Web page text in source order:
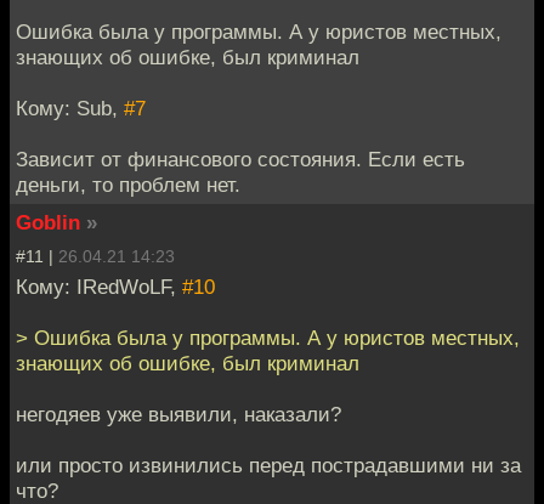
Ошибка была у программы. А у юристов местных,
знающих об ошибке, был криминал
Кому: Sub, #7
Зависит от финансового состояния. Если есть
деньги, то проблем нет.
Goblin »
#11 | 26.04.21 14:23
Кому: IRedWoLF, #10
> Ошибка была у программы. А у юристов местных,
знающих об ошибке, был криминал
негодяев уже выявили, наказали?
или просто извинились перед пострадавшими ни за
что?